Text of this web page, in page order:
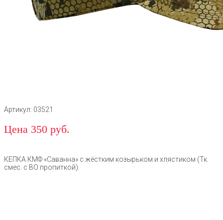
Артикул: 03521
Цена 350 руб.
КЕПКА КМФ «Саванна» с жёстким козырьком и хлястиком (Тк.
смес. с ВО пропиткой).